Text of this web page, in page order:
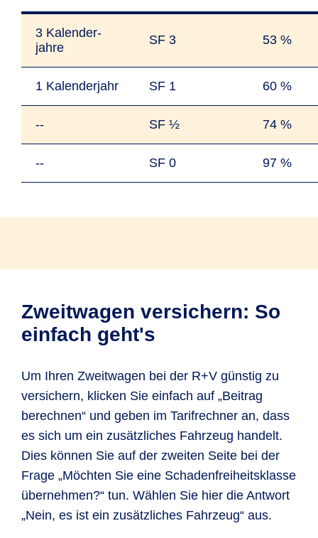
3 Kalender­
jahre
SF 3 53 %
1 Kalender­jahr SF 1 60 %
-- SF ½ 74 %
-- SF 0 97 %
Zweitwagen versichern: So
einfach geht's
Um Ihren Zweitwagen bei der R+V günstig zu
versichern, klicken Sie einfach auf „Beitrag
berechnen“ und geben im Tarifrechner an, dass
es sich um ein zusätzliches Fahrzeug handelt.
Dies können Sie auf der zweiten Seite bei der
Frage „Möchten Sie eine Schadenfreiheitsklasse
übernehmen?“ tun. Wählen Sie hier die Antwort
„Nein, es ist ein zusätzliches Fahrzeug“ aus.